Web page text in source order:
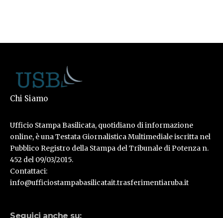
Chi Siamo
Ufficio Stampa Basilicata, quotidiano di informazione
online, è una Testata Giornalistica Multimediale iscritta nel
Pubblico Registro della Stampa del Tribunale di Potenza n.
452 del 09/03/2015.
Contattaci:
info@ufficiostampabasilicatait.trasferimentiaruba.it
Seguici anche su: